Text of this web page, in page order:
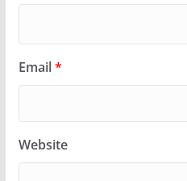
Email*
Website